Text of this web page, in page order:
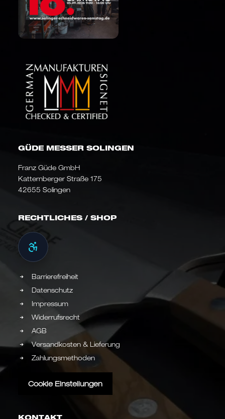
GÜDE MESSER SOLINGEN
Franz Güde GmbH
Katternberger Straße 175
42655 Solingen
RECHTLICHES / SHOP
Barrierefreiheit
Datenschutz
Impressum
Widerrufsrecht
AGB
Versandkosten & Lieferung
Zahlungsmethoden
Cookie Einstellungen
KONTAKT